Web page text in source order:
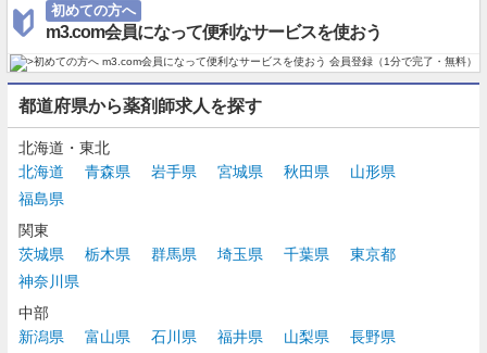
初めての方へ
m3.com会員になって便利なサービスを使おう
都道府県から薬剤師求人を探す
北海道・東北
北海道
青森県 岩手県 宮城県 秋田県
山形県
福島県
関東
茨城県
栃木県 群馬県 埼玉県 千葉県
東京都
神奈川県
中部
新潟県
富山県 石川県 福井県 山梨県
長野県